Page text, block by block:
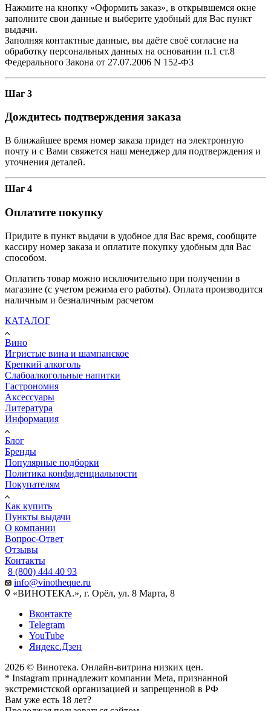
Нажмите на кнопку «Оформить заказ», в открывшемся окне
заполните свои данные и выберите удобный для Вас пункт
выдачи.
Заполняя контактные данные, вы даёте своё согласие на
обработку персональных данных на основании п.1 ст.8
Федерального Закона от 27.07.2006 N 152-ФЗ
Шаг 3
Дождитесь подтверждения заказа
В ближайшее время номер заказа придет на электронную
почту и с Вами свяжется наш менеджер для подтверждения и
уточнения деталей.
Шаг 4
Оплатите покупку
Придите в пункт выдачи в удобное для Вас время, сообщите
кассиру номер заказа и оплатите покупку удобным для Вас
способом.
Оплатить товар можно исключительно при получении в
магазине (с учетом режима его работы). Оплата производится
наличным и безналичным расчетом
КАТАЛОГ
Вино
Игристые вина и шампанское
Крепкий алкоголь
Слабоалкогольные напитки
Гастрономия
Аксессуары
Литература
Информация
Блог
Бренды
Популярные подборки
Политика конфиденциальности
Покупателям
Как купить
Пункты выдачи
О компании
Вопрос-Ответ
Отзывы
Контакты
8 (800) 444 40 93
info@vinotheque.ru
«ВИНОТЕКА.», г. Орёл, ул. 8 Марта, 8
Вконтакте
Telegram
YouTube
Яндекс.Дзен
2026 © Винотека. Онлайн-витрина низких цен.
* Instagram принадлежит компании Meta, признанной
экстремистской организацией и запрещенной в РФ
Вам уже есть 18 лет?